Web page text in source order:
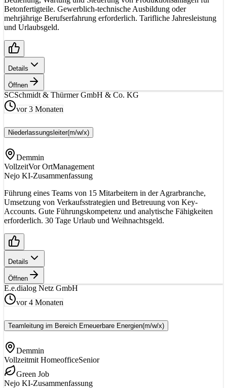
Betonfertigteile. Gewerblich-technische Ausbildung oder
mehrjährige Berufserfahrung erforderlich. Tarifliche Jahresleistung
und Urlaubsgeld.
Details
Öffnen
SCSchmidt & Thürmer GmbH & Co. KG
vor 3 Monaten
Niederlassungsleiter(m/w/x)
Demmin
VollzeitVor OrtManagement
Nejo KI-Zusammenfassung
Führung eines Teams von 15 Mitarbeitern in der Agrarbranche,
Umsetzung von Verkaufsstrategien und Betreuung von Key-
Accounts. Gute Führungskompetenz und analytische Fähigkeiten
erforderlich. 30 Tage Urlaub und Weihnachtsgeld.
Details
Öffnen
E.e.dialog Netz GmbH
vor 4 Monaten
Teamleitung im Bereich Erneuerbare Energien(m/w/x)
Demmin
Vollzeitmit HomeofficeSenior
Green Job
Nejo KI-Zusammenfassung